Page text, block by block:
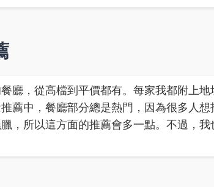
廳，從高檔到平價都有。每家我都附上地
薦中，餐廳部分總是熱門，因為很多人
，所以這方面的推薦會多一點。不過，